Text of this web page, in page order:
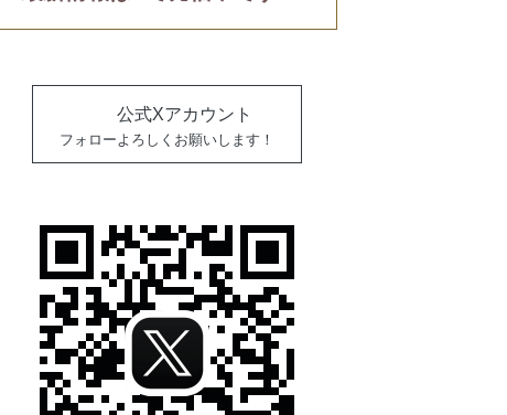
公式Xアカウント
フォローよろしくお願いします！